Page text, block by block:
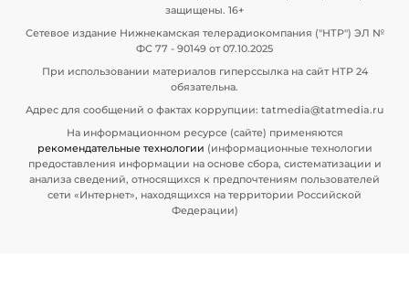
защищены. 16+
Сетевое издание Нижнекамская телерадиокомпания ("НТР") ЭЛ №
ФС 77 - 90149 от 07.10.2025
При использовании материалов гиперссылка на сайт НТР 24
обязательна.
Адрес для сообщений о фактах коррупции: tatmedia@tatmedia.ru
На информационном ресурсе (сайте) применяются
рекомендательные технологии (информационные технологии
предоставления информации на основе сбора, систематизации и
анализа сведений, относящихся к предпочтениям пользователей
сети «Интернет», находящихся на территории Российской
Федерации)